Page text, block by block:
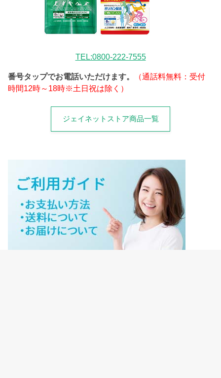
TEL:0800-222-7555
番号タップでお電話いただけます。
（通話料無料：受付
時間12時～18時※土日祝は除く）
ジェイネットストア商品一覧